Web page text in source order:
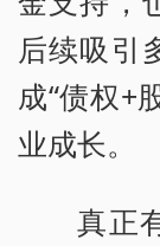
后续吸引
成“债权+
业成长。
真正